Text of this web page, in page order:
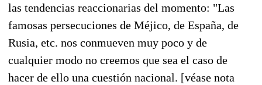
las tendencias reaccionarias del momento: "Las
famosas persecuciones de Méjico, de España, de
Rusia, etc. nos conmueven muy poco y de
cualquier modo no creemos que sea el caso de
hacer de ello una cuestión nacional. [véase nota